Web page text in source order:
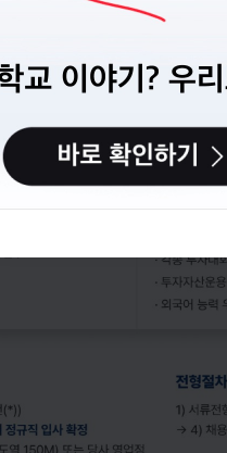
이력서 만들기
다음에 할게요